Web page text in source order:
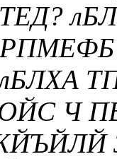
Ч